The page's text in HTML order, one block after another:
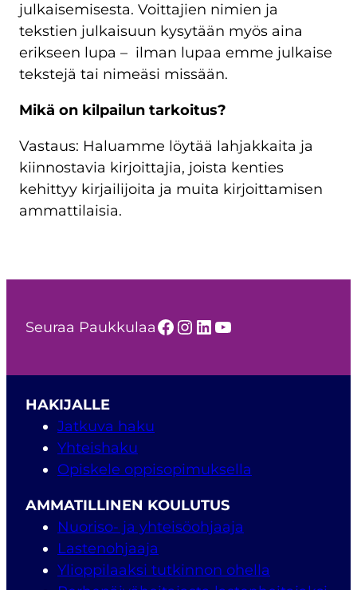
julkaisemisesta. Voittajien nimien ja
tekstien julkaisuun kysytään myös aina
erikseen lupa – ilman lupaa emme julkaise
tekstejä tai nimeäsi missään.
Mikä on kilpailun tarkoitus?
Vastaus: Haluamme löytää lahjakkaita ja
kiinnostavia kirjoittajia, joista kenties
kehittyy kirjailijoita ja muita kirjoittamisen
ammattilaisia.
Seuraa PaukkulaaFacebook
Instagram
LinkedIn
YouTube
HAKIJALLE
Jatkuva haku
Yhteishaku
Opiskele oppisopimuksella
AMMATILLINEN KOULUTUS
Nuoriso- ja yhteisöohjaaja
Lastenohjaaja
Ylioppilaaksi tutkinnon ohella